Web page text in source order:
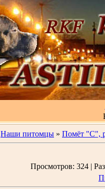
Наши питомцы » Помёт "С",
Просмотров: 324 |